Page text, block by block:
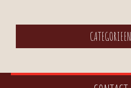
CATEGORIEEN